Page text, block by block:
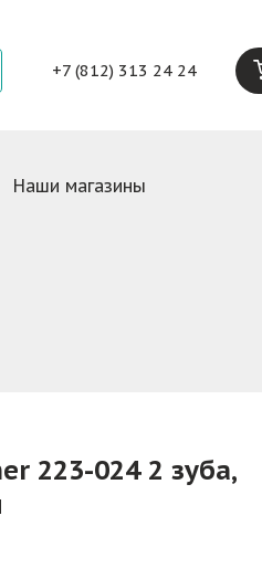
+7 (812) 313 24 24
Наши магазины
223-024 2 зуба,